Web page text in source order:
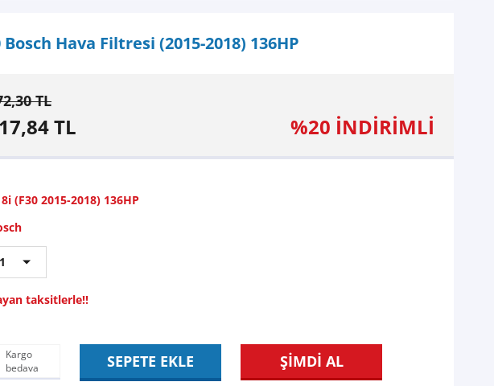
Hava Filtresi (2015-2018) 136HP
TL
TL %20 İNDİRİMLİ
(F30 2015-2018) 136HP
taksitlerle!!
Kargo
bedava
SEPETE EKLE ŞİMDİ AL